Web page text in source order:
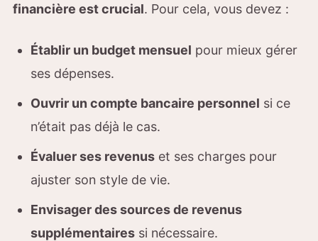
financière est crucial. Pour cela, vous devez :
Établir un budget mensuel pour mieux gérer
ses dépenses.
Ouvrir un compte bancaire personnel si ce
n’était pas déjà le cas.
Évaluer ses revenus et ses charges pour
ajuster son style de vie.
Envisager des sources de revenus
supplémentaires si nécessaire.